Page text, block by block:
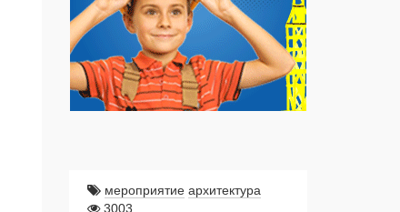
мероприятие архитектура
3003